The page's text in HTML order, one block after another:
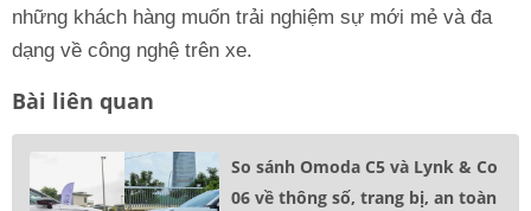
những khách hàng muốn trải nghiệm sự mới mẻ và đa
dạng về công nghệ trên xe.
Bài liên quan
So sánh Omoda C5 và Lynk & Co
06 về thông số, trang bị, an toàn